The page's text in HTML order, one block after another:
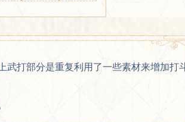
武打部分是重复利用了一些素材来增加打